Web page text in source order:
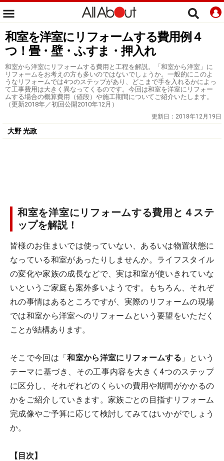
和室を洋室にリフォームする費用例４
つ！畳・壁・ふすま・押入れ
和室から洋室にリフォームする費用と工程を解説。「和室から洋室」に
リフォームをお考えの方も多いのではないでしょうか。一般的にこのよ
うなリフォームでは4つのステップがあり、どこまで手を入れるかによっ
て工事費用は大きく異なってくるのです。今回は和室を洋室にリフォー
ムする場合の概算費用（値段）や施工期間についてご紹介いたします。
（更新2018年／初回公開2010年12月）
更新日： 2018年12月19日
大野 光政
和室を洋室にリフォームする費用と４ステ
ップを解説！
皆様のお住まいでは使っていない、あるいは物置状態に
なっている和室があったりしませんか。ライフスタイル
の変化や家族の成長などで、実は和室が使いきれていな
いというご家庭も案外多いようです。もちろん、それぞ
れの事情はあるところですが、実際のリフォームの現場
では和室から洋室へのリフォームという要望をいただく
ことが結構あります。
そこで今回は「和室から洋室にリフォームする 」という
テーマに基づき、その工事内容を大きく4つのステップ
に区分し、それぞれどのくらいの費用や期間がかかるの
かをご紹介していきます。家族ごとの目指すリフォーム
完成像やご予算に応じて検討してみてはいかがでしょう
か。
【目次】